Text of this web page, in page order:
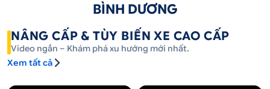
BÌNH DƯƠNG
NÂNG CẤP & TÙY BIẾN XE CAO CẤP
Video ngắn – Khám phá xu hướng mới nhất.
Xem tất cả